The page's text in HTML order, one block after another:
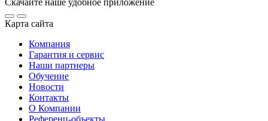
Карта сайта
Компания
Гарантия и сервис
Наши партнеры
Обучение
Новости
Контакты
О Компании
Референц-объекты